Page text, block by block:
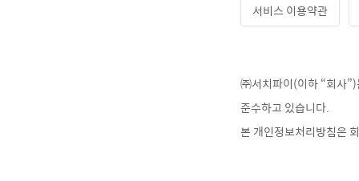
서비스 이용약관
㈜서치파이(이하 “회사
준수하고 있습니다.